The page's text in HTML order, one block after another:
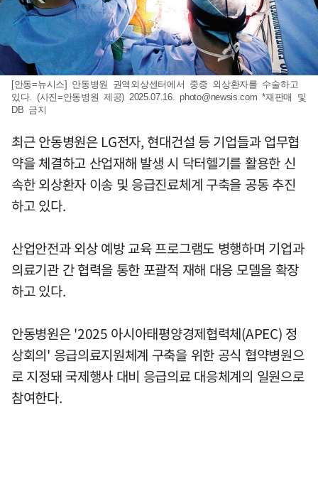
[안동=뉴시스] 안동병원 권역외상센터에서 중증 외상환자를 수술하고
있다. (사진=안동병원 제공) 2025.07.16.photo@newsis.com *재판매 및
DB 금지
최근 안동병원은 LG전자, 현대건설 등 기업들과 업무협
약을 체결하고 산업재해 발생 시 닥터헬기를 활용한 신
속한 외상환자 이송 및 응급진료체계 구축을 공동 추진
하고 있다.
산업안전과 외상 예방 교육 프로그램도 병행하며 기업과
의료기관 간 협력을 통한 포괄적 재해 대응 모델을 확장
하고 있다.
안동병원은 '2025 아시아태평양경제협력체(APEC) 정
상회의' 응급의료지원체계 구축을 위한 공식 협약병원으
로 지정돼 국제행사 대비 응급의료 대응체계의 일원으로
참여한다.